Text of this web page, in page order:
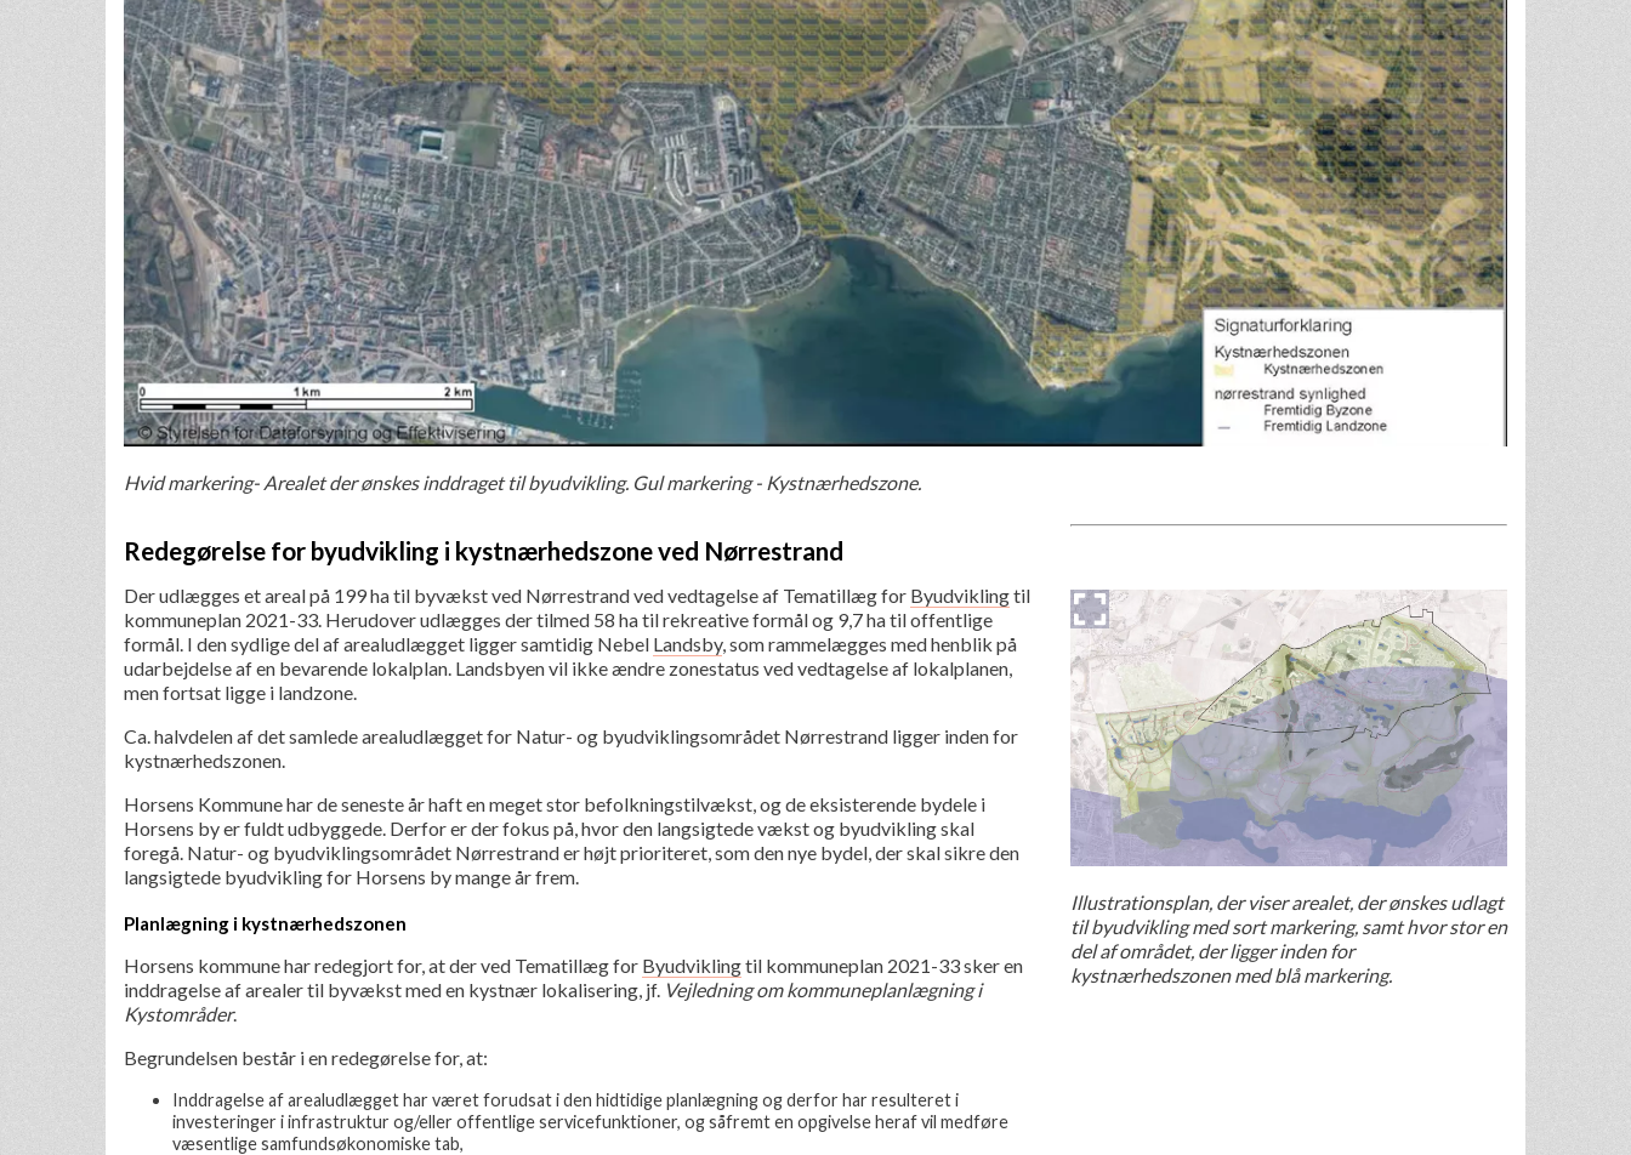
Hvid markering- Arealet der ønskes inddraget til byudvikling. Gul markering - Kystnærhedszone.
Redegørelse for byudvikling i kystnærhedszone ved Nørrestrand
Der udlægges et areal på 199 ha til byvækst ved Nørrestrand ved vedtagelse af Tematillæg for Byudviklingtil
kommuneplan 2021-33. Herudover udlægges der tilmed 58 ha til rekreative formål og 9,7 ha til offentlige
formål. I den sydlige del af arealudlægget ligger samtidig Nebel Landsby, som rammelægges med henblik på
udarbejdelse af en bevarende lokalplan. Landsbyen vil ikke ændre zonestatus ved vedtagelse af lokalplanen,
men fortsat ligge i landzone.
Ca. halvdelen af det samlede arealudlægget for Natur- og byudviklingsområdet Nørrestrand ligger inden for
kystnærhedszonen.
Horsens Kommune har de seneste år haft en meget stor befolkningstilvækst, og de eksisterende bydele i
Horsens by er fuldt udbyggede. Derfor er der fokus på, hvor den langsigtede vækst og byudvikling skal
foregå. Natur- og byudviklingsområdet Nørrestrand er højt prioriteret, som den nye bydel, der skal sikre den
langsigtede byudvikling for Horsens by mange år frem.
Planlægning i kystnærhedszonen
Horsens kommune har redegjort for, at der ved Tematillæg for Byudviklingtil kommuneplan 2021-33 sker en
inddragelse af arealer til byvækst med en kystnær lokalisering, jf. Vejledning om kommuneplanlægning i
Kystområder.
Begrundelsen består i en redegørelse for, at:
Inddragelse af arealudlægget har været forudsat i den hidtidige planlægning og derfor har resulteret i
investeringer i infrastruktur og/eller offentlige servicefunktioner, og såfremt en opgivelse heraf vil medføre
væsentlige samfundsøkonomiske tab,
Illustrationsplan, der viser arealet, der ønskes udlagt
til byudvikling med sort markering, samt hvor stor en
del af området, der ligger inden for
kystnærhedszonen med blå markering.